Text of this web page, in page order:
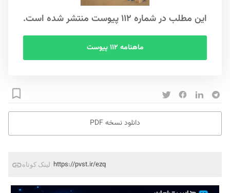
این مطلب در شماره ۱۱۲ پیوست منتشر شده است.
ماهنامه ۱۱۲ پیوست
دانلود نسخه PDF
لینک کوتاه https://pvst.ir/ezq